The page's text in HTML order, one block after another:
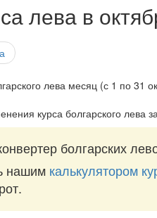
лева в
курса болгарского лева
болгарских
нашим калькулятором